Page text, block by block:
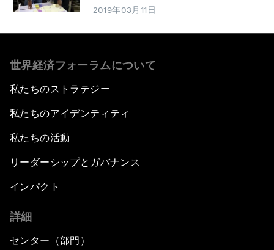
2019年03月11日
世界経済フォーラムについて
私たちのストラテジー
私たちのアイデンティティ
私たちの活動
リーダーシップとガバナンス
インパクト
詳細
センター（部門）